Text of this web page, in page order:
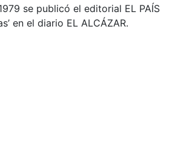
se publicó el editorial EL PAÍS
en el diario EL ALCÁZAR.